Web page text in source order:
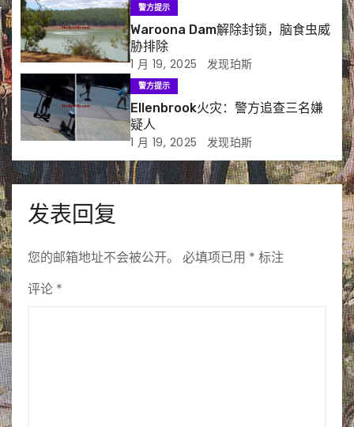
警方提示
Waroona Dam解除封锁，脑食虫威
胁排除
1 月 19, 2025 发现珀斯
警方提示
Ellenbrook火灾：警方追查三名嫌
疑人
1 月 19, 2025 发现珀斯
发表回复
您的邮箱地址不会被公开。 必填项已用 * 标注
评论 *